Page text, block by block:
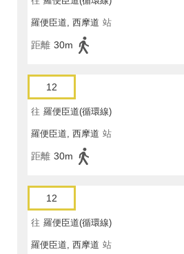
羅便臣道, 西摩道 站
距離 30m
12
往 羅便臣道(循環線)
羅便臣道, 西摩道 站
距離 30m
12
往 羅便臣道(循環線)
羅便臣道, 西摩道 站